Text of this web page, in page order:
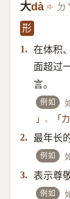
大dà ㄉ
形
1. 在体积
面超过
言。
例如
」 、 「
2. 最年长
例如
3. 表示尊
例如